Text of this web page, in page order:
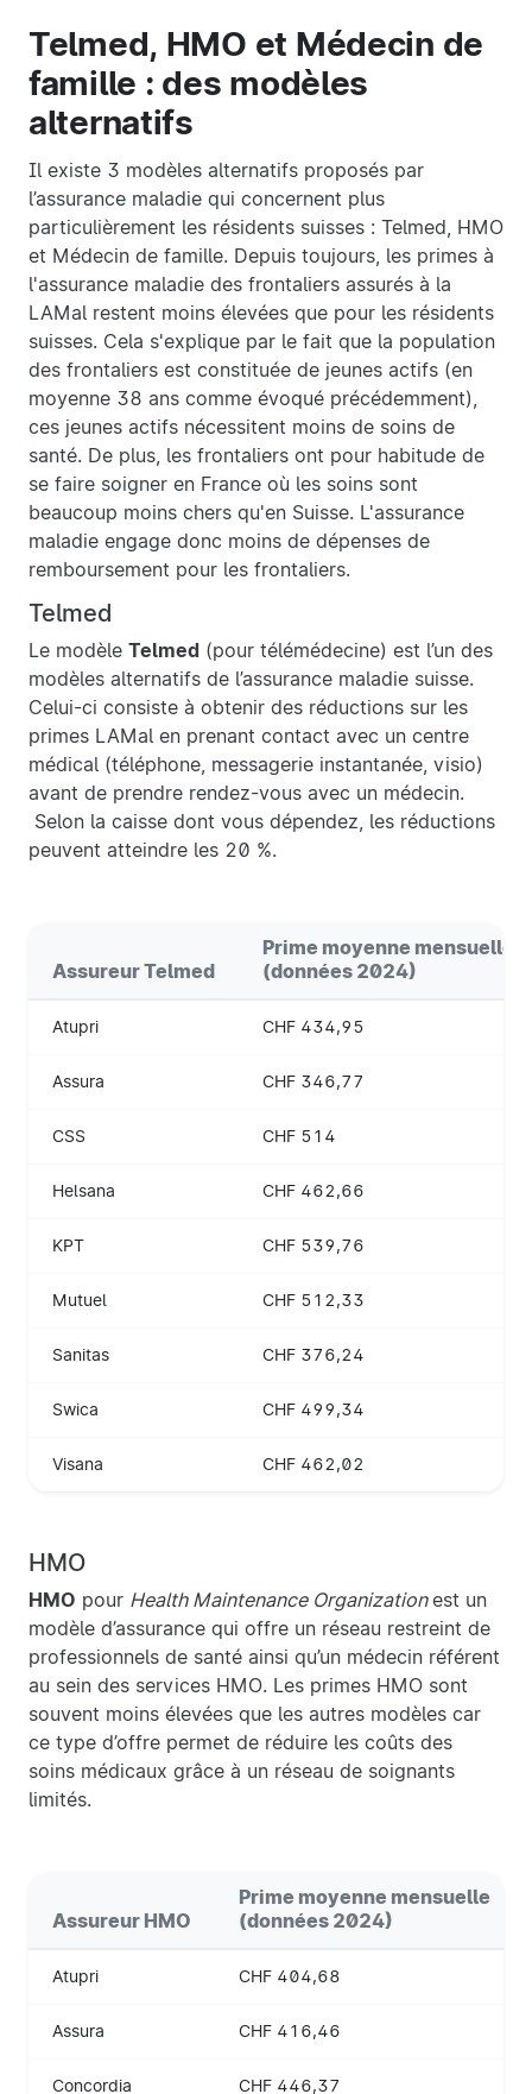
Telmed, HMO et Médecin de
famille : des modèles
alternatifs
Il existe 3 modèles alternatifs proposés par
l’assurance maladie qui concernent plus
particulièrement les résidents suisses : Telmed, HMO
et Médecin de famille. Depuis toujours, les primes à
l'assurance maladie des frontaliers assurés à la
LAMal restent moins élevées que pour les résidents
suisses. Cela s'explique par le fait que la population
des frontaliers est constituée de jeunes actifs (en
moyenne 38 ans comme évoqué précédemment),
ces jeunes actifs nécessitent moins de soins de
santé. De plus, les frontaliers ont pour habitude de
se faire soigner en France où les soins sont
beaucoup moins chers qu'en Suisse. L'assurance
maladie engage donc moins de dépenses de
remboursement pour les frontaliers.
Telmed
Le modèle Telmed (pour télémédecine) est l’un des
modèles alternatifs de l’assurance maladie suisse.
Celui-ci consiste à obtenir des réductions sur les
primes LAMal en prenant contact avec un centre
médical (téléphone, messagerie instantanée, visio)
avant de prendre rendez-vous avec un médecin.
Selon la caisse dont vous dépendez, les réductions
peuvent atteindre les 20 %.
Assureur Telmed
Prime moyenne mensuelle
(données 2024)
Atupri CHF 434,95
Assura CHF 346,77
CSS CHF 514
Helsana CHF 462,66
KPT CHF 539,76
Mutuel CHF 512,33
Sanitas CHF 376,24
Swica CHF 499,34
Visana CHF 462,02
HMO
HMO pour Health Maintenance Organizationest un
modèle d’assurance qui offre un réseau restreint de
professionnels de santé ainsi qu’un médecin référent
au sein des services HMO. Les primes HMO sont
souvent moins élevées que les autres modèles car
ce type d’offre permet de réduire les coûts des
soins médicaux grâce à un réseau de soignants
limités.
Assureur HMO
Prime moyenne mensuelle
(données 2024)
Atupri CHF 404,68
Assura CHF 416,46
Concordia CHF 446,37